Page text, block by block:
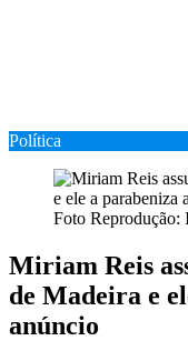
Política
Foto Reprodução:
Miriam Reis
de Madeira e
anúncio